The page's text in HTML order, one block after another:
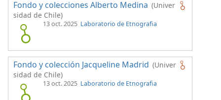
Fondo y colecciones Alberto Medina (Univer
sidad de Chile)
13 oct. 2025 Laboratorio de Etnografia
Fondo y colección Jacqueline Madrid (Univer
sidad de Chile)
13 oct. 2025 Laboratorio de Etnografia